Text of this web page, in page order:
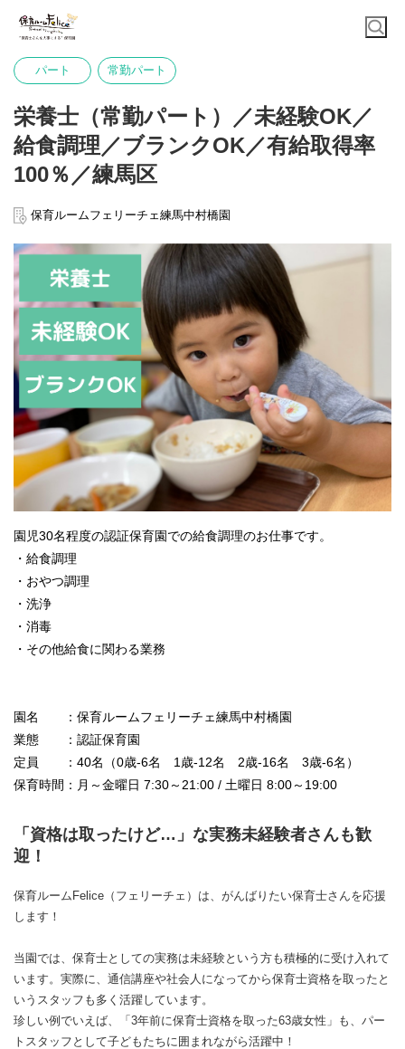
パート 常勤パート
栄養士（常勤パート）／未経験OK／
給食調理／ブランクOK／有給取得率
100％／練馬区
保育ルームフェリーチェ練馬中村橋園
園児30名程度の認証保育園での給食調理のお仕事です。
・給食調理
・おやつ調理
・洗浄
・消毒
・その他給食に関わる業務
園名 ：保育ルームフェリーチェ練馬中村橋園
業態 ：認証保育園
定員 ：40名（0歳-6名 1歳-12名 2歳-16名 3歳-6名）
保育時間：月～金曜日 7:30～21:00 / 土曜日 8:00～19:00
「資格は取ったけど…」な実務未経験者さんも歓
迎！
保育ルームFelice（フェリーチェ）は、がんばりたい保育士さんを応援
します！
当園では、保育士としての実務は未経験という方も積極的に受け入れて
います。実際に、通信講座や社会人になってから保育士資格を取ったと
いうスタッフも多く活躍しています。
珍しい例でいえば、「3年前に保育士資格を取った63歳女性」も、パー
トスタッフとして子どもたちに囲まれながら活躍中！